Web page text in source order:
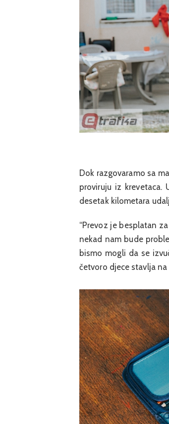
Dok razgovaramo sa
proviruju iz krevetaca.
desetak kilometara
“Prevoz je besplatan
nekad nam bude
bismo mogli da se
četvoro djece stavlja